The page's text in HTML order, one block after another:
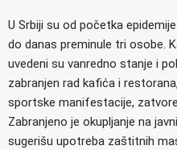
U Srbiji su od početka
do danas preminule tri osobe.
uvedeni su vanredno stanje i
zabranjen rad kafića i
sportske manifestacije,
Zabranjeno je okupljanje na
sugerišu upotreba zaštitnih